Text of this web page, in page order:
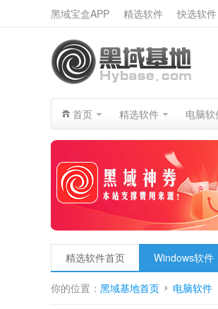
黑域宝盒APP 精选软件 快选软件
首页 精选软件 电脑软
精选软件首页 Windows软件
你的位置： 黑域基地首页 电脑软件